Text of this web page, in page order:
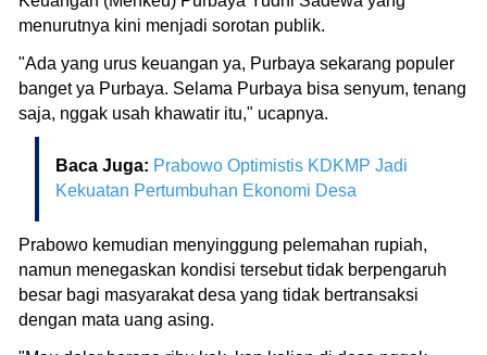
menurutnya kini menjadi sorotan publik.
"Ada yang urus keuangan ya, Purbaya sekarang populer
banget ya Purbaya. Selama Purbaya bisa senyum, tenang
saja, nggak usah khawatir itu," ucapnya.
Baca Juga: Prabowo Optimistis KDKMP Jadi
Kekuatan Pertumbuhan Ekonomi Desa
Prabowo kemudian menyinggung pelemahan rupiah,
namun menegaskan kondisi tersebut tidak berpengaruh
besar bagi masyarakat desa yang tidak bertransaksi
dengan mata uang asing.